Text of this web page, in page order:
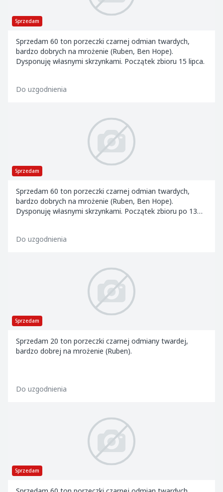
Sprzedam
Sprzedam 60 ton porzeczki czarnej odmian twardych,
bardzo dobrych na mrożenie (Ruben, Ben Hope).
Dysponuję własnymi skrzynkami. Początek zbioru 15 lipca.
Do uzgodnienia
Sprzedam
Sprzedam 60 ton porzeczki czarnej odmian twardych,
bardzo dobrych na mrożenie (Ruben, Ben Hope).
Dysponuję własnymi skrzynkami. Początek zbioru po 13
Do uzgodnienia
Sprzedam
Sprzedam 20 ton porzeczki czarnej odmiany twardej,
bardzo dobrej na mrożenie (Ruben).
Do uzgodnienia
Sprzedam